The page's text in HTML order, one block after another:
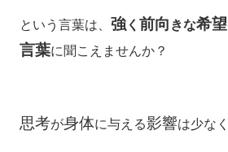
という言葉は、 強く 前向 きな希望
言葉に聞こえませんか？
思考が身体に与える影響は少な